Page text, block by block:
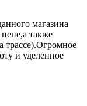
магазина
также
трассе).Огромное
и уделенное